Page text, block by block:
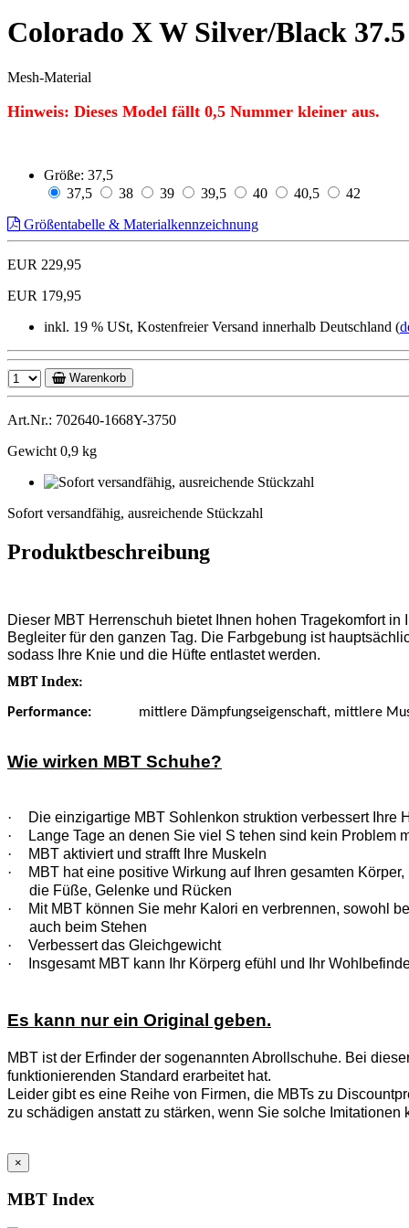
Colorado X W Silver/Black
Mesh-Material
Hinweis: Dieses Model fällt 0,5 Nummer kleiner aus.
Größe: 37,5
37,5
38 39 39,5 40 40,5
42
Größentabelle & Materialkennzeichnung
EUR 229,95
EUR 179,95
inkl. 19 % USt, Kostenfreier Versand innerhalb Deutschland (
Warenkorb
Art.Nr.: 702640-1668Y-3750
Gewicht 0,9 kg
Sofort versandfähig, ausreichende Stückzahl
Produktbeschreibung
Dieser MBT Herrenschuh bietet Ihnen hohen Tragekomfort
Begleiter für den ganzen Tag. Die Farbgebung ist
sodass Ihre Knie und die Hüfte entlastet werden.
MBT Index:
Performance: mittlere Dämpfungseigenschaft, mittlere
Wie wirken MBT Schuhe?
·
Die einzigartige MBT Sohlenkon struktion verbessert Ihre
·
Lange Tage an denen Sie viel S tehen sind kein Problem
·
MBT aktiviert und strafft Ihre Muskeln
·
MBT hat eine positive Wirkung auf Ihren gesamten Körper,
die Füße, Gelenke und Rücken
·
Mit MBT können Sie mehr Kalori en verbrennen, sowohl
auch beim Stehen
·
Verbessert das Gleichgewicht
·
Insgesamt MBT kann Ihr Körperg efühl und Ihr
Es kann nur ein Original geben.
MBT ist der Erfinder der sogenannten Abrollschuhe. Bei
funktionierenden Standard erarbeitet hat.
Leider gibt es eine Reihe von Firmen, die MBTs zu
zu schädigen anstatt zu stärken, wenn Sie solche Imitationen
×
MBT Index